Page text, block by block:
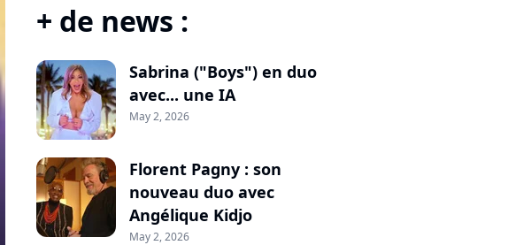
+ de news :
Sabrina ("Boys") en duo
avec... une IA
May 2, 2026
Florent Pagny : son
nouveau duo avec
Angélique Kidjo
May 2, 2026